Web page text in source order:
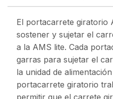
El portacarrete giratorio
sostener y sujetar el
a la AMS lite. Cada
garras para sujetar el
la unidad de
portacarrete giratorio
permitir que el carrete